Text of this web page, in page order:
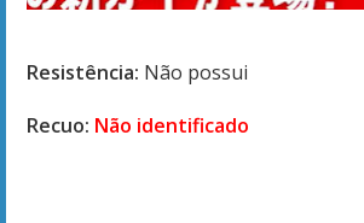
Resistência: Não possui
Recuo: Não identificado